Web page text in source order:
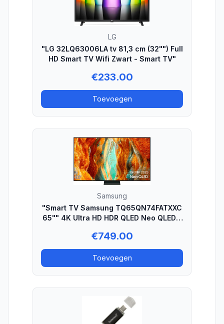
LG
"LG 32LQ63006LA tv 81,3 cm (32"") Full
HD Smart TV Wifi Zwart - Smart TV"
€233.00
Toevoegen
Samsung
"Smart TV Samsung TQ65QN74FATXXC
65"" 4K Ultra HD HDR QLED Neo QLED -
€749.00
Toevoegen